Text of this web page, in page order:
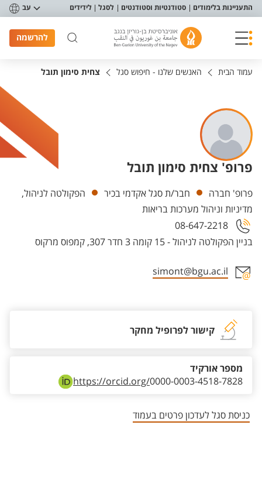
תפריט נגישות
התעניינות בלימודים סטודנטיות וסטודנטים לסגל לידידים עב
להרשמה
עמוד הבית האנשים שלנו - חיפוש סגל צחית סימון תובל
פרופ' צחית סימון תובל
יחידות
פרופ' חברה חבר/ת סגל אקדמי בכיר
הפקולטה לניהול,
מדיניות וניהול מערכות בריאות
בניין הפקולטה לניהול - 15 קומה 3 חדר 307, קמפוס מרקוס
08-647-2218
simont@bgu.ac.il
קישור לפרופיל מחקר
https://orcid.org/0000-0003-4518-7828
מספר אורקיד
כניסת סגל לעדכון פרטים בעמוד